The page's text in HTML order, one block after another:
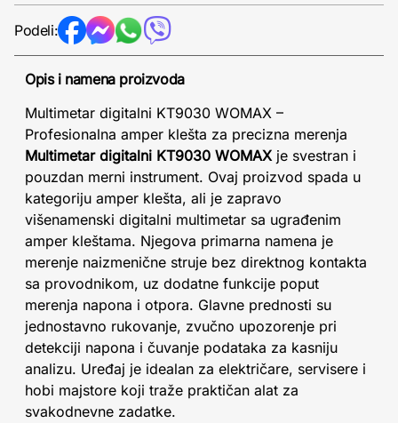
Podeli:
Opis i namena proizvoda
Multimetar digitalni KT9030 WOMAX –
Profesionalna amper klešta za precizna merenja
Multimetar digitalni KT9030 WOMAXje svestran i
pouzdan merni instrument. Ovaj proizvod spada u
kategoriju amper klešta, ali je zapravo
višenamenski digitalni multimetar sa ugrađenim
amper kleštama. Njegova primarna namena je
merenje naizmenične struje bez direktnog kontakta
sa provodnikom, uz dodatne funkcije poput
merenja napona i otpora. Glavne prednosti su
jednostavno rukovanje, zvučno upozorenje pri
detekciji napona i čuvanje podataka za kasniju
analizu. Uređaj je idealan za električare, servisere i
hobi majstore koji traže praktičan alat za
svakodnevne zadatke.